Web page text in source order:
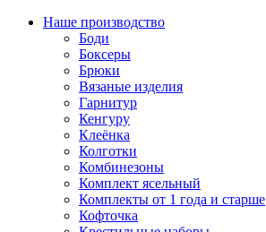
Наше производство
Боди
Боксеры
Брюки
Вязаные изделия
Гарнитур
Кенгуру
Клеёнка
Колготки
Комбинезоны
Комплект ясельный
Комплекты от 1 года и старше
Кофточка